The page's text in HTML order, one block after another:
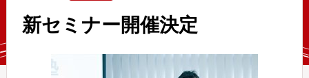
新セミナー開催決定